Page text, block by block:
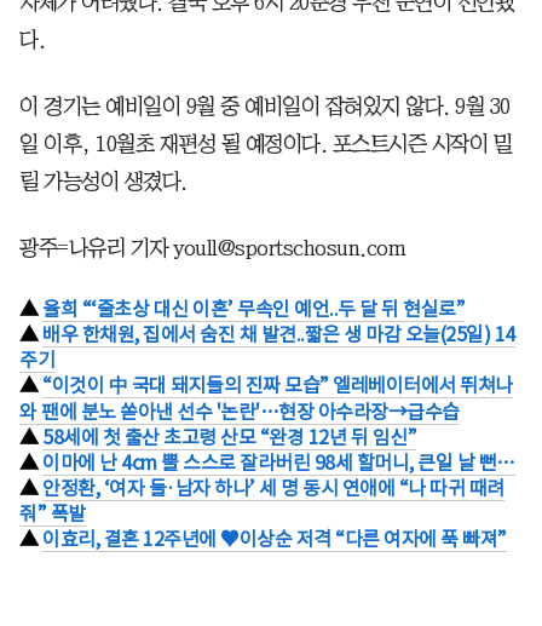
다.
이 경기는 예비일이 9월 중 예비일이 잡혀있지 않다. 9월 30
일 이후, 10월초 재편성 될 예정이다. 포스트시즌 시작이 밀
릴 가능성이 생겼다.
광주=나유리 기자 youll@sportschosun.com
▲ 율희 “‘줄초상 대신 이혼’ 무속인 예언..두 달 뒤 현실로”
▲ 배우 한채원, 집에서 숨진 채 발견..짧은 생 마감 오늘(25일) 14
주기
▲ “이것이 中 국대 돼지들의 진짜 모습” 엘레베이터에서 뛰쳐나
와 팬에 분노 쏟아낸 선수 '논란'…현장 아수라장→급수습
▲ 58세에 첫 출산 초고령 산모 “완경 12년 뒤 임신”
▲ 이마에 난 4cm 뿔 스스로 잘라버린 98세 할머니, 큰일 날 뻔…
▲ 안정환, ‘여자 둘·남자 하나’ 세 명 동시 연애에 “나 따귀 때려
줘” 폭발
▲ 이효리, 결혼 12주년에 ♥이상순 저격 “다른 여자에 푹 빠져”